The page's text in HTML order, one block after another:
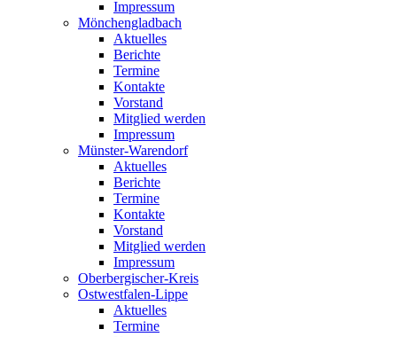
Impressum
Mönchengladbach
Aktuelles
Berichte
Termine
Kontakte
Vorstand
Mitglied werden
Impressum
Münster-Warendorf
Aktuelles
Berichte
Termine
Kontakte
Vorstand
Mitglied werden
Impressum
Oberbergischer-Kreis
Ostwestfalen-Lippe
Aktuelles
Termine